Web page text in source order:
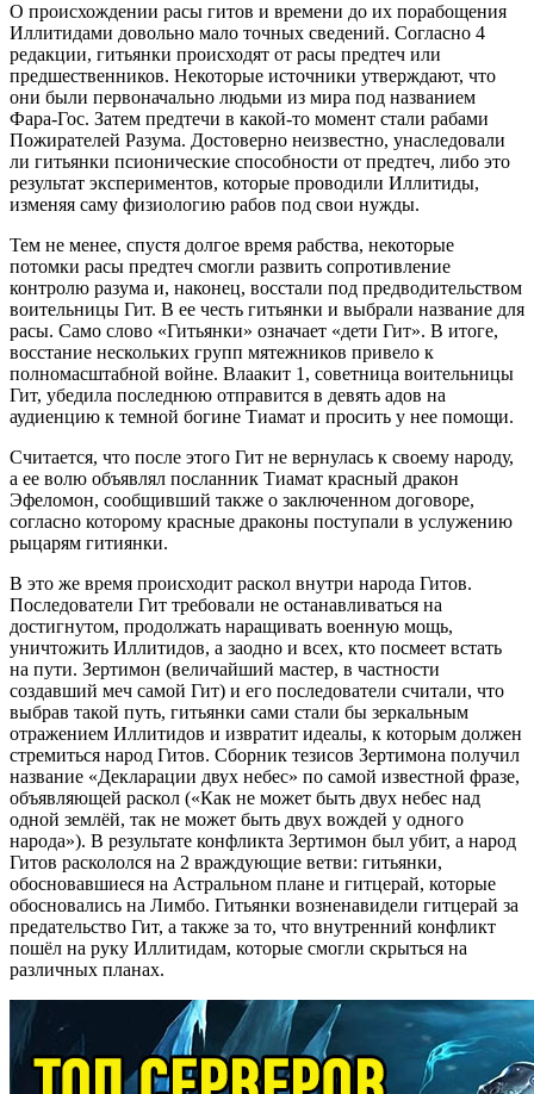
О происхождении расы гитов и времени до их порабощения
Иллитидами довольно мало точных сведений. Согласно 4
редакции, гитьянки происходят от расы предтеч или
предшественников. Некоторые источники утверждают, что
они были первоначально людьми из мира под названием
Фара-Гос. Затем предтечи в какой-то момент стали рабами
Пожирателей Разума. Достоверно неизвестно, унаследовали
ли гитьянки псионические способности от предтеч, либо это
результат экспериментов, которые проводили Иллитиды,
изменяя саму физиологию рабов под свои нужды.
Тем не менее, спустя долгое время рабства, некоторые
потомки расы предтеч смогли развить сопротивление
контролю разума и, наконец, восстали под предводительством
воительницы Гит. В ее честь гитьянки и выбрали название для
расы. Само слово «Гитьянки» означает «дети Гит». В итоге,
восстание нескольких групп мятежников привело к
полномасштабной войне. Влаакит 1, советница воительницы
Гит, убедила последнюю отправится в девять адов на
аудиенцию к темной богине Тиамат и просить у нее помощи.
Считается, что после этого Гит не вернулась к своему народу,
а ее волю объявлял посланник Тиамат красный дракон
Эфеломон, сообщивший также о заключенном договоре,
согласно которому красные драконы поступали в услужению
рыцарям гитиянки.
В это же время происходит раскол внутри народа Гитов.
Последователи Гит требовали не останавливаться на
достигнутом, продолжать наращивать военную мощь,
уничтожить Иллитидов, а заодно и всех, кто посмеет встать
на пути. Зертимон (величайший мастер, в частности
создавший меч самой Гит) и его последователи считали, что
выбрав такой путь, гитьянки сами стали бы зеркальным
отражением Иллитидов и извратит идеалы, к которым должен
стремиться народ Гитов. Сборник тезисов Зертимона получил
название «Декларации двух небес» по самой известной фразе,
объявляющей раскол («Как не может быть двух небес над
одной землёй, так не может быть двух вождей у одного
народа»). В результате конфликта Зертимон был убит, а народ
Гитов раскололся на 2 враждующие ветви: гитьянки,
обосновавшиеся на Астральном плане и гитцерай, которые
обосновались на Лимбо. Гитьянки возненавидели гитцерай за
предательство Гит, а также за то, что внутренний конфликт
пошёл на руку Иллитидам, которые смогли скрыться на
различных планах.